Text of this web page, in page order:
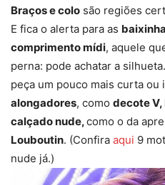
Braços e colo são regiões
E fica o alerta para as
comprimento mídi, aquele
perna: pode achatar a
peça um pouco mais curta ou
alongadores, como decote
calçado nude,como o da
Louboutin. (Confira aqui 9
nude já.)